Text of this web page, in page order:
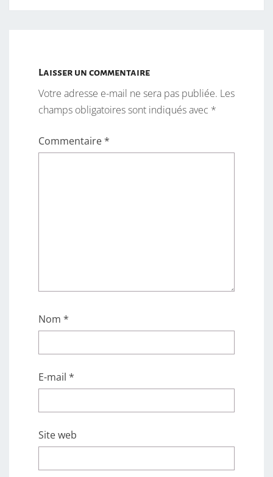
Laisser un commentaire
Votre adresse e-mail ne sera pas publiée. Les
champs obligatoires sont indiqués avec *
Commentaire*
Nom *
E-mail *
Site web